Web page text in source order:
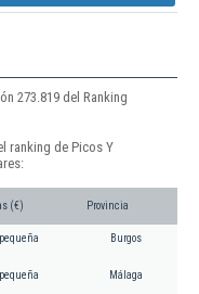
273.819 del Ranking
ranking de Picos Y
(€) Provincia
pequeña Burgos
pequeña Málaga